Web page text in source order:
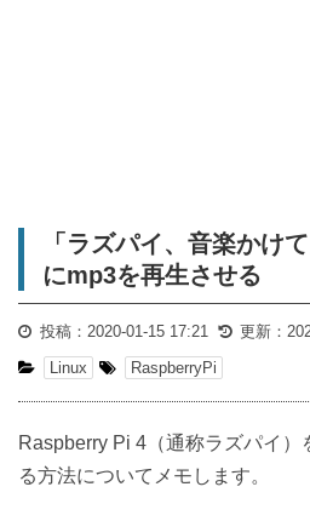
「ラズパイ、音楽かけ
にmp3を再生させる
投稿： 2020-01-15 17:21 更新：
Linux
RaspberryPi
Raspberry Pi 4（通称ラズパイ）
る方法についてメモします。